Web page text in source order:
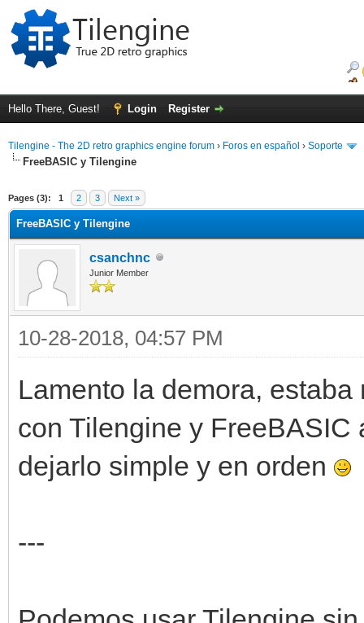
Hello There, Guest! Login Register
Tilengine - The 2D retro graphics engine forum › Foros en español › Soporte
FreeBASIC y Tilengine
Pages (3): 1 2 3 Next »
FreeBASIC y Tilengine
csanchnc
Junior Member
10-28-2018, 04:57 PM
Lamento la demora,
con Tilengine y
dejarlo simple y en orden
---